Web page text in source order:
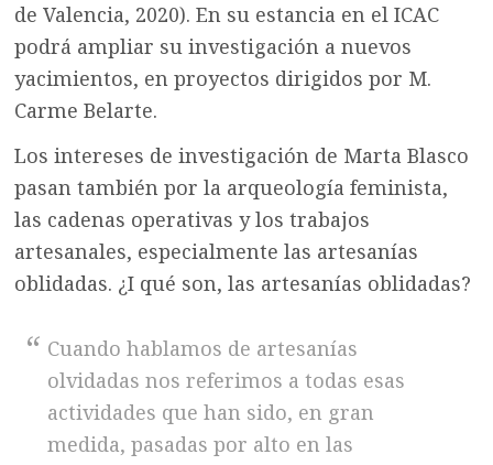
de Valencia, 2020). En su estancia en el ICAC
podrá ampliar su investigación a nuevos
yacimientos, en proyectos dirigidos por M.
Carme Belarte.
Los intereses de investigación de Marta Blasco
pasan también por la arqueología feminista,
las cadenas operativas y los trabajos
artesanales, especialmente las artesanías
oblidadas. ¿I qué son, las artesanías oblidadas?
Cuando hablamos de artesanías
olvidadas nos referimos a todas esas
actividades que han sido, en gran
medida, pasadas por alto en las